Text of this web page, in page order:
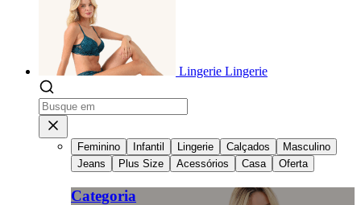
Lingerie Lingerie
Feminino Infantil Lingerie Calçados
Masculino
Jeans
Plus Size Acessórios Casa Oferta
Categoria